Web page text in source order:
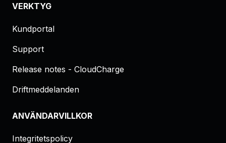
VERKTYG
Kundportal
Support
Release notes - CloudCharge
Driftmeddelanden
ANVÄNDARVILLKOR
Integritetspolicy